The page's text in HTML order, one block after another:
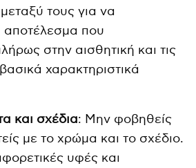
τους για να
αποτέλεσμα που
στην αισθητική και τις
χαρακτηριστικά
και σχέδια: Μην φοβηθείς
με το χρώμα και το σχέδιο.
υφές και